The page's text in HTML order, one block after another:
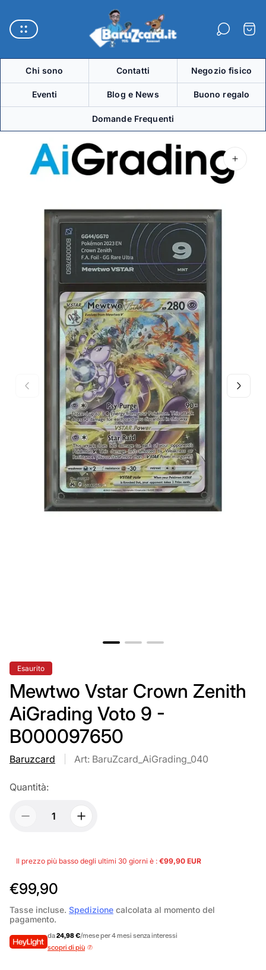
del
negozio"
Chi sono Contatti Negozio fisico
Eventi Blog e News Buono regalo
Domande Frequenti
Etichetta
del
Esaurito
Mewtwo Vstar Crown Zenith
AiGrading Voto 9 -
B000097650
Baruzcard Art: BaruZcard_AiGrading_040
Quantità:
Il prezzo più basso degli ultimi 30 giorni è : €99,90 EUR
P
r
e
z
€99,90
Tasse incluse. Spedizione calcolata al momento del
pagamento.
da24,98 €/mese per 4 mesi senza interessi
scopri di più